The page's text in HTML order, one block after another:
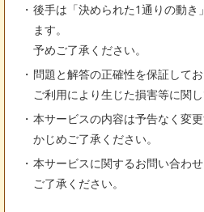
後手は「決められた1通りの動き
ます。
予めご了承ください。
問題と解答の正確性を保証してお
ご利用により生じた損害等に関
本サービスの内容は予告なく変
かじめご了承ください。
本サービスに関するお問い合わ
ご了承ください。